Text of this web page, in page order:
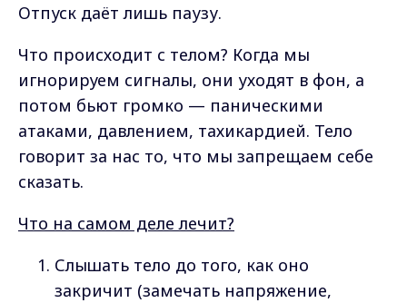
Отпуск даёт лишь паузу.
Что происходит с телом? Когда мы
игнорируем сигналы, они уходят в фон, а
потом бьют громко — паническими
атаками, давлением, тахикардией. Тело
говорит за нас то, что мы запрещаем себе
сказать.
Что на самом деле лечит?
Слышать тело до того, как оно
закричит (замечать напряжение,